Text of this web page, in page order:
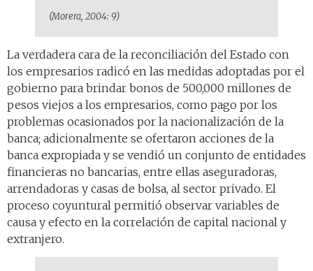
(Morera, 2004: 9)
La verdadera cara de la reconciliación del Estado con
los empresarios radicó en las medidas adoptadas por el
gobierno para brindar bonos de 500,000 millones de
pesos viejos a los empresarios, como pago por los
problemas ocasionados por la nacionalización de la
banca; adicionalmente se ofertaron acciones de la
banca expropiada y se vendió un conjunto de entidades
financieras no bancarias, entre ellas aseguradoras,
arrendadoras y casas de bolsa, al sector privado. El
proceso coyuntural permitió observar variables de
causa y efecto en la correlación de capital nacional y
extranjero.